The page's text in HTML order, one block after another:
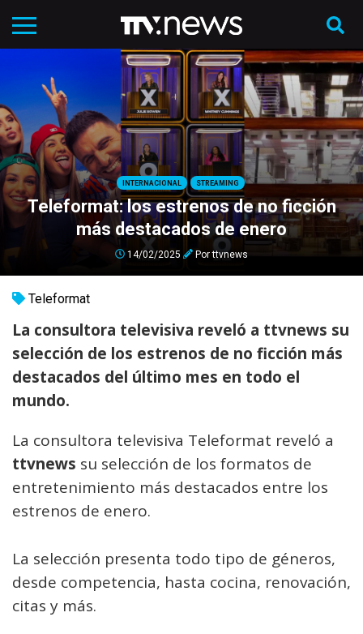
INTERNACIONAL STREAMING
Teleformat: los estrenos de no ficción
más destacados de enero
14/02/2025 Porttvnews
Teleformat
La consultora televisiva reveló a ttvnews su
selección de los estrenos de no ficción más
destacados del último mes en todo el
mundo.
La consultora televisiva Teleformat reveló a
ttvnews su selección de los formatos de
entretenimiento más destacados entre los
estrenos de enero.
La selección presenta todo tipo de géneros,
desde competencia, hasta cocina, renovación,
citas y más.